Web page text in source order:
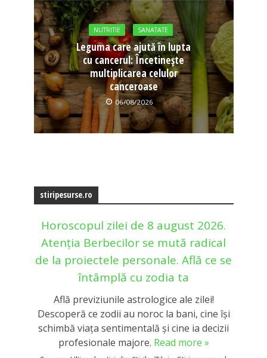
NUTRITIE SANATATE
Leguma care ajută în lupta
cu cancerul: Încetinește
multiplicarea celulor
canceroase
06/08/2026
stiripesurse.ro
Horoscopul zilei de 8 august 2026.
Atenția Berbecilor se mută radical
de la proiectele personale. Află ce se
întâmplă cu zodia ta
Află previziunile astrologice ale zilei!
Descoperă ce zodii au noroc la bani, cine își
schimbă viața sentimentală și cine ia decizii
profesionale majore. Read more »